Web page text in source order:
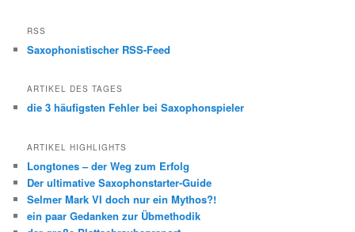
RSS
Saxophonistischer RSS-Feed
ARTIKEL DES TAGES
die 3 häufigsten Fehler bei Saxophonspieler
ARTIKEL HIGHLIGHTS
Longtones – der Weg zum Erfolg
Der ultimative Saxophonstarter-Guide
Selmer Mark VI doch nur ein Mythos?!
ein paar Gedanken zur Übmethodik